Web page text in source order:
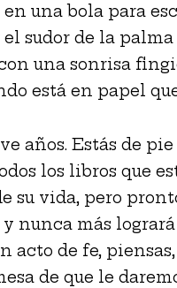
una bola para
sudor de la
una sonrisa
está en papel
años. Estás de
los libros que
su vida, pero
nunca más
acto de fe,
de que le